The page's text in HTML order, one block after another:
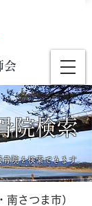
会
院検索
院を検索できます。
南さつま市）